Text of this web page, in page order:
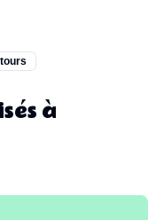
à